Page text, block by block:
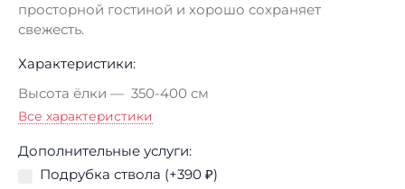
просторной гостиной и хорошо сохраняет
свежесть.
Характеристики:
Высота ёлки
350-400 см
Все характеристики
Дополнительные услуги:
Подрубка ствола (+390 ₽)